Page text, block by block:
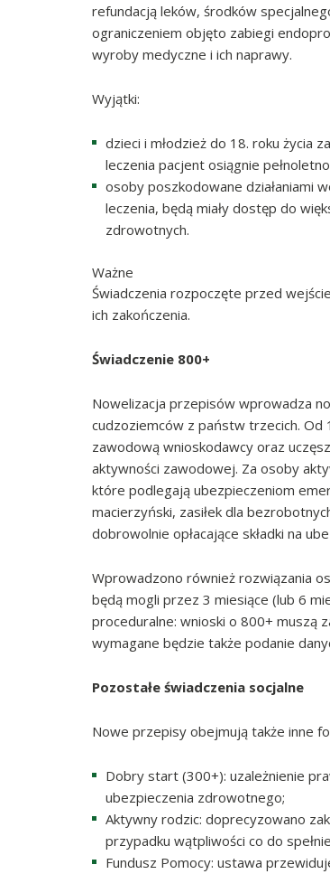
refundacją leków, środków
ograniczeniem objęto zabiegi
wyroby medyczne i ich naprawy.
Wyjątki:
dzieci i młodzież do 18. roku życia
leczenia pacjent osiągnie
osoby poszkodowane działaniami
leczenia, będą miały dostęp do
zdrowotnych.
Ważne
Świadczenia rozpoczęte przed
ich zakończenia.
Świadczenie 800+
Nowelizacja przepisów wprowadza
cudzoziemców z państw trzecich. Od
zawodową wnioskodawcy oraz
aktywności zawodowej. Za osoby
które podlegają ubezpieczeniom
macierzyński, zasiłek dla
dobrowolnie opłacające składki na
Wprowadzono również rozwiązania
będą mogli przez 3 miesiące (lub 6
proceduralne: wnioski o 800+ muszą
wymagane będzie także podanie
Pozostałe świadczenia socjalne
Nowe przepisy obejmują także inne
Dobry start (300+): uzależnienie
ubezpieczenia zdrowotnego;
Aktywny rodzic: doprecyzowano
przypadku wątpliwości co do
Fundusz Pomocy: ustawa